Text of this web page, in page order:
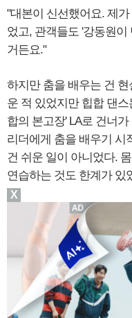
"대본이 신선했어요. 제
었고, 관객들도 '강동원
거든요."
하지만 춤을 배우는 건
운 적 있었지만 힙합 댄
합의 본고장' LA로 건너
리더에게 춤을 배우기 시
건 쉬운 일이 아니었다.
연습하는 것도 한계가 있
X